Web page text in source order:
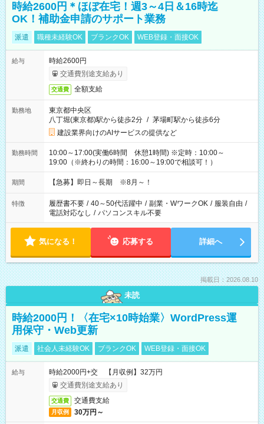
時給2600円＊ほぼ在宅！週3～4日＆16時迄
OK！補助金申請のサポート業務
派遣 職種未経験OK ブランクOK WEB登録・面接OK
給与
時給2600円
交通費別途支給あり
交通費 全額支給
勤務地
東京都中央区
八丁堀(東京都)駅から徒歩2分 / 茅場町駅から徒歩6分
建設業界向けのAIサービスの提供など
勤務時間
10:00～17:00(実働6時間 休憩1時間) ※定時：10:00～
19:00（※終わりの時間：16:00～19:00で相談可！）
期間 【急募】即日～長期 ※8月～！
特徴 履歴書不要 / 40～50代活躍中 / 副業・WワークOK / 服装自由 /
電話対応なし / パソコンスキル不要
気になる！ 応募する 詳細へ
掲載日：2026.08.10
未読
時給2000円！〈在宅×10時始業〉WordPress運
用保守・Web更新
派遣 社会人未経験OK ブランクOK WEB登録・面接OK
給与
時給2000円+交 【月収例】32万円
交通費別途支給あり
交通費 交通費支給
月収例 30万円～